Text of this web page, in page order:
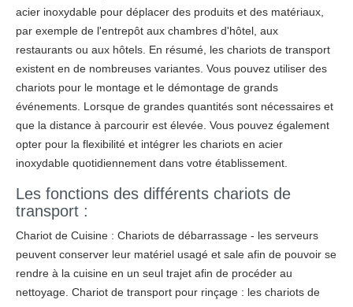
acier inoxydable pour déplacer des produits et des matériaux,
par exemple de l'entrepôt aux chambres d'hôtel, aux
restaurants ou aux hôtels. En résumé, les chariots de transport
existent en de nombreuses variantes. Vous pouvez utiliser des
chariots pour le montage et le démontage de grands
événements. Lorsque de grandes quantités sont nécessaires et
que la distance à parcourir est élevée. Vous pouvez également
opter pour la flexibilité et intégrer les chariots en acier
inoxydable quotidiennement dans votre établissement.
Les fonctions des différents chariots de
transport :
Chariot de Cuisine : Chariots de débarrassage - les serveurs
peuvent conserver leur matériel usagé et sale afin de pouvoir se
rendre à la cuisine en un seul trajet afin de procéder au
nettoyage. Chariot de transport pour rinçage : les chariots de